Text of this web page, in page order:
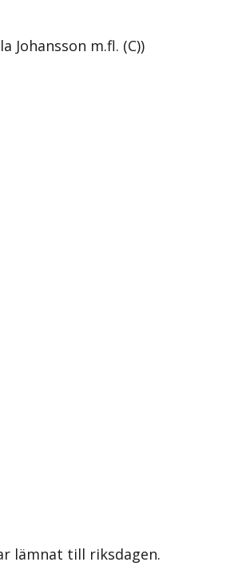
Johansson m.fl. (C))
lämnat till riksdagen.